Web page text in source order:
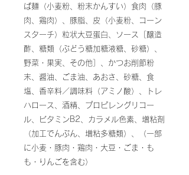
ば麺（小麦粉、粉末かんすい）食肉（豚
肉、鶏肉）、豚脂、皮（小麦粉、コーン
スターチ）粒状大豆蛋白、ソース［醸造
酢、糖類（ぶどう糖加糖液糖、砂糖）、
野菜・果実、その他］、かつお削節粉
末、醤油、ごま油、あおさ、砂糖、食
塩、香辛料／調味料（アミノ酸）、トレ
ハロース、酒精、プロピレングリコー
ル、ビタミンB2、カラメル色素、増粘剤
（加工でんぷん、増粘多糖類）、（一部
に小麦・豚肉・鶏肉・大豆・ごま・も
も・りんごを含む）